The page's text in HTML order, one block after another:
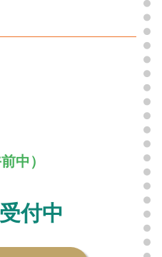
中）
付中